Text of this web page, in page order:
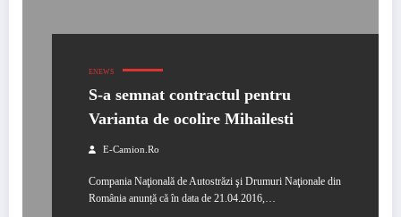
ENEWS
S-a semnat contractul pentru
Varianta de ocolire Mihailesti
E-Camion.ro
Compania Naţională de Autostrăzi şi Drumuri Naţionale din
România anunță că în data de 21.04.2016,…